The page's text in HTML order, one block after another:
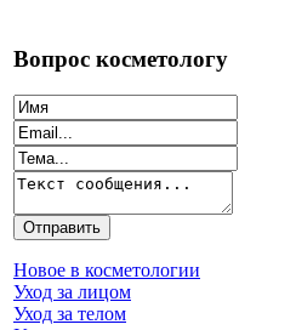
Вопрос косметологу
Новое в косметологии
Уход за лицом
Уход за телом